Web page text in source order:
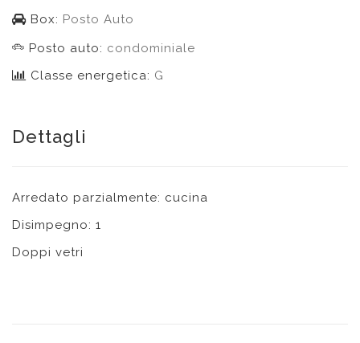
Box: Posto Auto
Posto auto: condominiale
Classe energetica: G
Dettagli
Arredato parzialmente: cucina
Disimpegno: 1
Doppi vetri